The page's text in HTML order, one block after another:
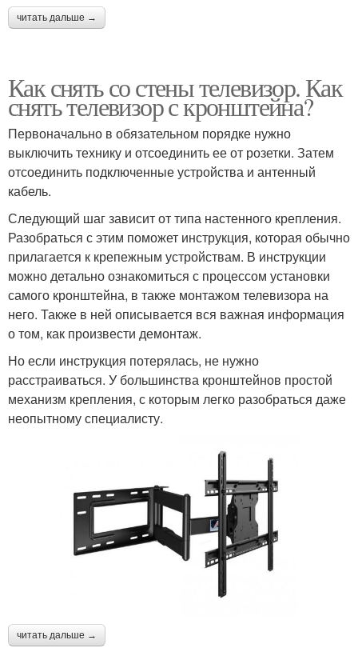
читать дальше →
Как снять со стены телевизор. Как
снять телевизор с кронштейна?
Первоначально в обязательном порядке нужно
выключить технику и отсоединить ее от розетки. Затем
отсоединить подключенные устройства и антенный
кабель.
Следующий шаг зависит от типа настенного крепления.
Разобраться с этим поможет инструкция, которая обычно
прилагается к крепежным устройствам. В инструкции
можно детально ознакомиться с процессом установки
самого кронштейна, в также монтажом телевизора на
него. Также в ней описывается вся важная информация
о том, как произвести демонтаж.
Но если инструкция потерялась, не нужно
расстраиваться. У большинства кронштейнов простой
механизм крепления, с которым легко разобраться даже
неопытному специалисту.
читать дальше →